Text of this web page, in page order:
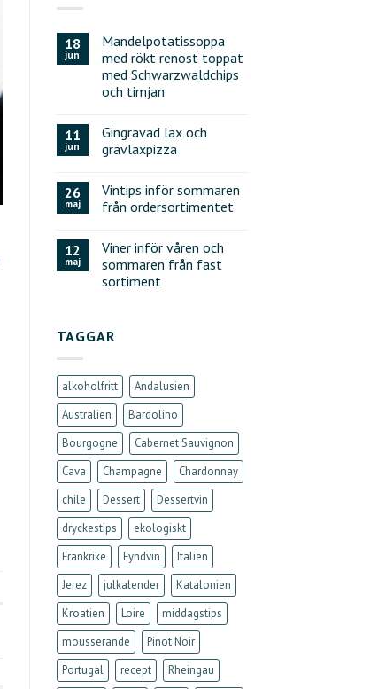
18
jun
Mandelpotatissoppa
med rökt renost toppat
med Schwarzwaldchips
och timjan
11
jun
Gingravad lax och
gravlaxpizza
26
maj
Vintips inför sommaren
från ordersortimentet
12
maj
Viner inför våren och
sommaren från fast
sortiment
TAGGAR
alkoholfritt
Andalusien
Australien
Bardolino
Bourgogne
Cabernet Sauvignon
Cava
Champagne
Chardonnay
chile
Dessert
Dessertvin
dryckestips
ekologiskt
Frankrike
Fyndvin
Italien
Jerez
julkalender
Katalonien
Kroatien
Loire
middagstips
mousserande
Pinot Noir
Portugal
recept
Rheingau